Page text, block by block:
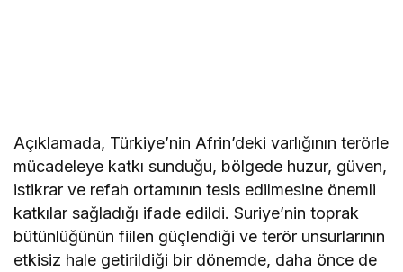
Açıklamada, Türkiye’nin Afrin’deki varlığının terörle
mücadeleye katkı sunduğu, bölgede huzur, güven,
istikrar ve refah ortamının tesis edilmesine önemli
katkılar sağladığı ifade edildi. Suriye’nin toprak
bütünlüğünün fiilen güçlendiği ve terör unsurlarının
etkisiz hale getirildiği bir dönemde, daha önce de